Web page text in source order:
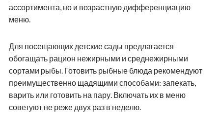
ассортимента, но и возрастную дифференциацию
меню.
Для посещающих детские сады предлагается
обогащать рацион нежирными и среднежирными
сортами рыбы. Готовить рыбные блюда рекомендуют
преимущественно щадящими способами: запекать,
варить или готовить на пару. Включать их в меню
советуют не реже двух раз в неделю.